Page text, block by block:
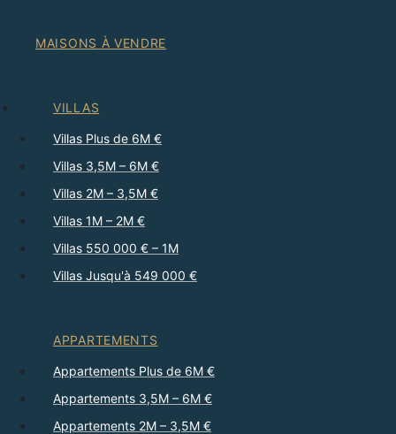
MAISONS À VENDRE
VILLAS
Villas Plus de 6M €
Villas 3,5M – 6M €
Villas 2M – 3,5M €
Villas 1M – 2M €
Villas 550 000 € – 1M
Villas Jusqu'à 549 000 €
APPARTEMENTS
Appartements Plus de 6M €
Appartements 3,5M – 6M €
Appartements 2M – 3,5M €